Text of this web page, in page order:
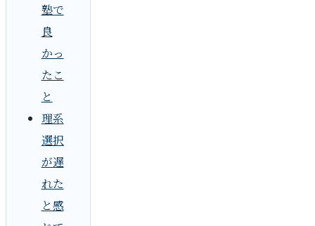
塾で
良
かっ
たこ
と
理系
選択
が遅
れた
と感